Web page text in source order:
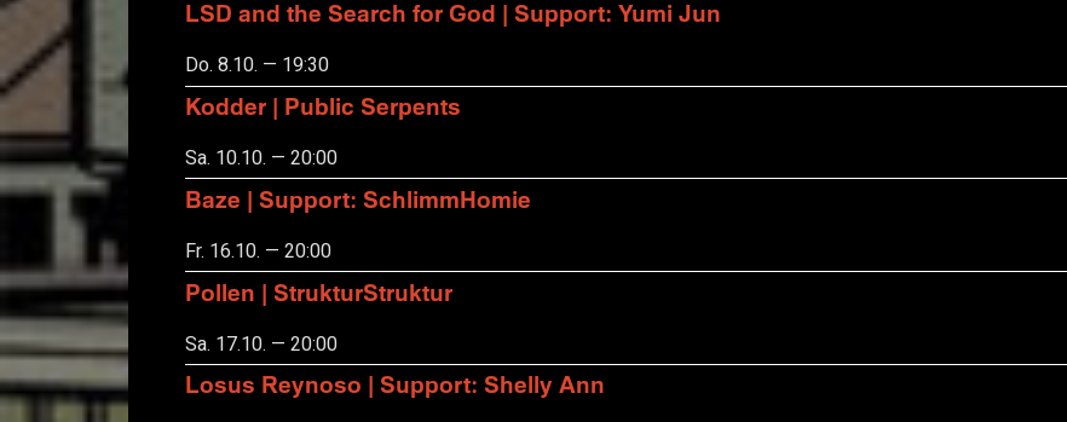
LSD and the Search for God | Support: Yumi Jun
Do. 8.10. — 19:30
Kodder | Public Serpents
Sa. 10.10. — 20:00
Baze | Support: SchlimmHomie
Fr. 16.10. — 20:00
Pollen | StrukturStruktur
Sa. 17.10. — 20:00
Losus Reynoso | Support: Shelly Ann